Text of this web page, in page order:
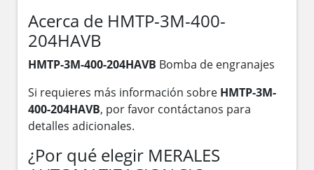
Acerca de HMTP-3M-400-
204HAVB
HMTP-3M-400-204HAVB Bomba de engranajes
Si requieres más información sobre HMTP-3M-
400-204HAVB, por favor contáctanos para
detalles adicionales.
¿Por qué elegir MERALES